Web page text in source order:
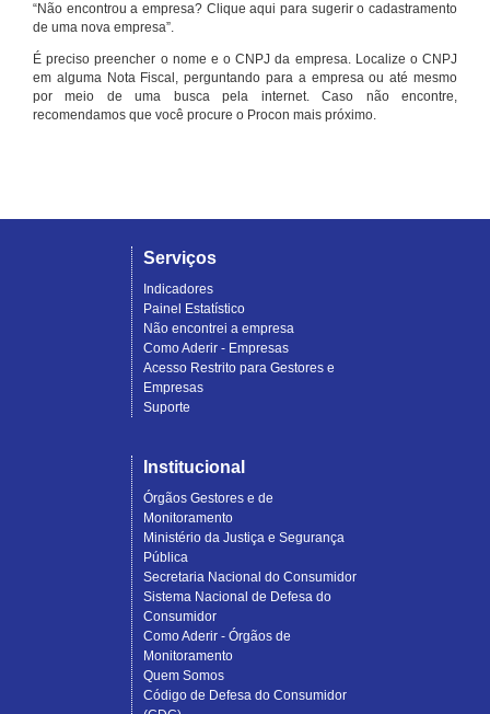
“Não encontrou a empresa? Clique aqui para sugerir o cadastramento
de uma nova empresa”.
É preciso preencher o nome e o CNPJ da empresa. Localize o CNPJ
em alguma Nota Fiscal, perguntando para a empresa ou até mesmo
por meio de uma busca pela internet. Caso não encontre,
recomendamos que você procure o Procon mais próximo.
Serviços
Indicadores
Painel Estatístico
Não encontrei a empresa
Como Aderir - Empresas
Acesso Restrito para Gestores e
Empresas
Suporte
Institucional
Órgãos Gestores e de
Monitoramento
Ministério da Justiça e Segurança
Pública
Secretaria Nacional do Consumidor
Sistema Nacional de Defesa do
Consumidor
Como Aderir - Órgãos de
Monitoramento
Quem Somos
Código de Defesa do Consumidor